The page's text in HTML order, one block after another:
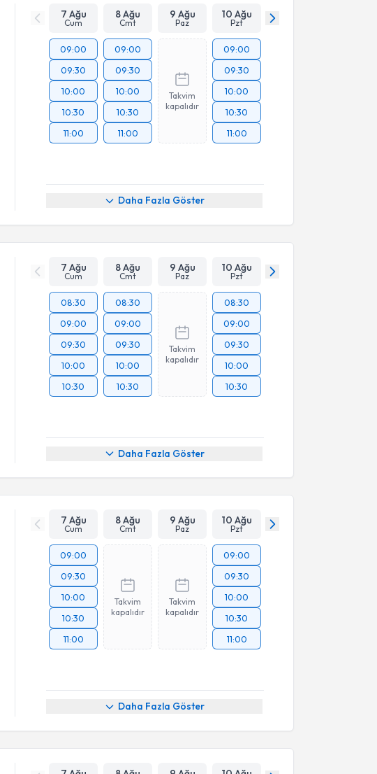
7 Ağu
Cum
8 Ağu
Cmt
9 Ağu
Paz
10 Ağu
Pzt
09:00
09:30
10:00
10:30
11:00
09:00
09:30
10:00
10:30
11:00
Takvim
kapalıdır
09:00
09:30
10:00
10:30
11:00
Daha Fazla Göster
7 Ağu
Cum
8 Ağu
Cmt
9 Ağu
Paz
10 Ağu
Pzt
08:30
09:00
09:30
10:00
10:30
08:30
09:00
09:30
10:00
10:30
Takvim
kapalıdır
08:30
09:00
09:30
10:00
10:30
Daha Fazla Göster
7 Ağu
Cum
8 Ağu
Cmt
9 Ağu
Paz
10 Ağu
Pzt
09:00
09:30
10:00
10:30
11:00
Takvim
kapalıdır
Takvim
kapalıdır
09:00
09:30
10:00
10:30
11:00
Daha Fazla Göster